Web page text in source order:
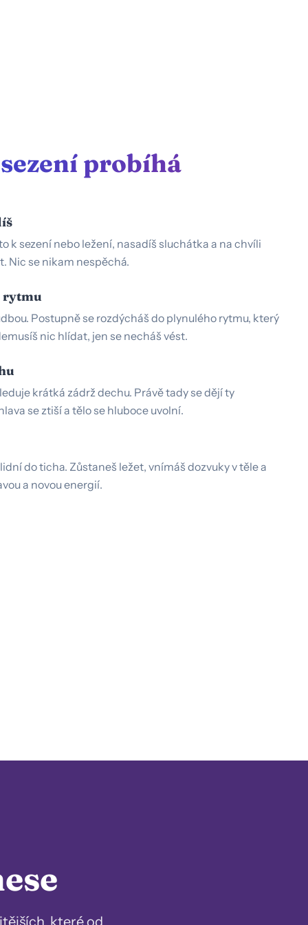
probíhá
k sezení nebo ležení, nasadíš sluchátka a na chvíli
Nic se nikam nespěchá.
rytmu
Postupně se rozdýcháš do plynulého rytmu, který
nic hlídat, jen se necháš vést.
krátká zádrž dechu. Právě tady se dějí ty
se ztiší a tělo se hluboce uvolní.
do ticha. Zůstaneš ležet, vnímáš dozvuky v těle a
a novou energií.
které od